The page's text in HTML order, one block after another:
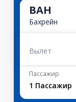
BAH
Бахрейн
Вылет
Пассажир
1 Пассажир